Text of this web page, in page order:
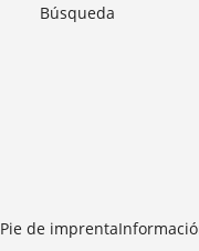
Búsqueda
Pie de imprenta